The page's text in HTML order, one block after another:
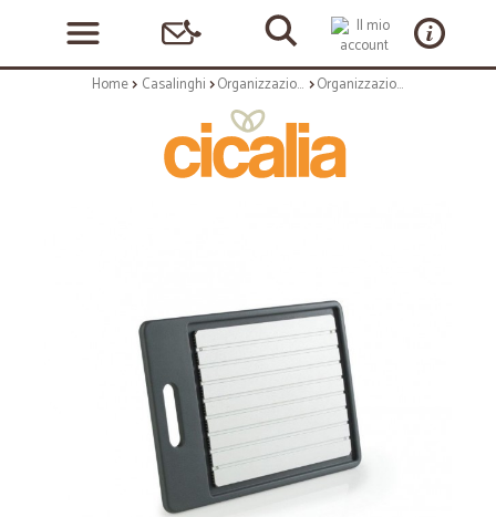
Home Casalinghi Organizzazione Organizzazione: De frosti piastra decongelante